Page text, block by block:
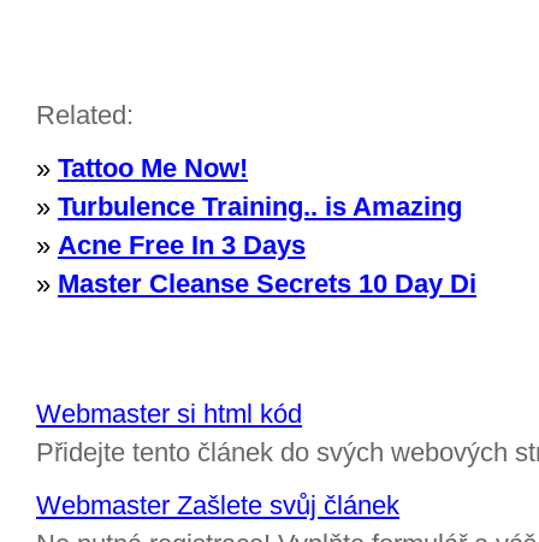
Related:
» Tattoo Me Now!
» Turbulence Training.. is Amazing
» Acne Free In 3 Days
» Master Cleanse Secrets 10 Day Di
Webmaster si html kód
Přidejte tento článek do svých webových
Webmaster Zašlete svůj článek